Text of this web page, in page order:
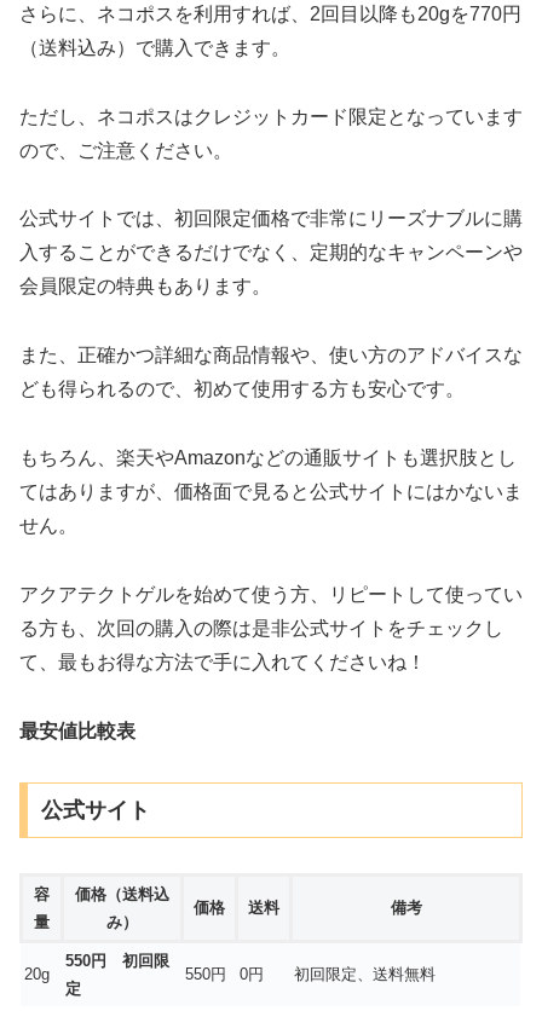
さらに、ネコポスを利用すれば、2回目以降も20gを770円
（送料込み）で購入できます。
ただし、ネコポスはクレジットカード限定となっています
ので、ご注意ください。
公式サイトでは、初回限定価格で非常にリーズナブルに購
入することができるだけでなく、定期的なキャンペーンや
会員限定の特典もあります。
また、正確かつ詳細な商品情報や、使い方のアドバイスな
ども得られるので、初めて使用する方も安心です。
もちろん、楽天やAmazonなどの通販サイトも選択肢とし
てはありますが、価格面で見ると公式サイトにはかないま
せん。
アクアテクトゲルを始めて使う方、リピートして使ってい
る方も、次回の購入の際は是非公式サイトをチェックし
て、最もお得な方法で手に入れてくださいね！
最安値比較表
公式サイト
容
量
価格（送料込
み）
価格 送料 備考
20g
550円 初回限
定
550円 0円 初回限定、送料無料